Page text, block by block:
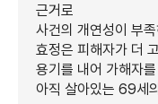
근거로
사건의 개연성이 부
효정은 피해자가 더
용기를 내어 가해자
아직 살아있는 69세